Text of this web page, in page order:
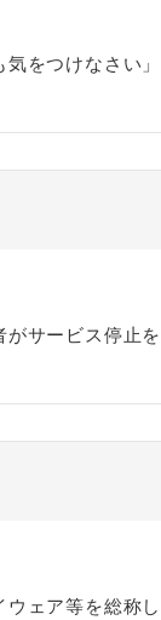
をつけなさい」
がサービス停止を
ェア等を総称し